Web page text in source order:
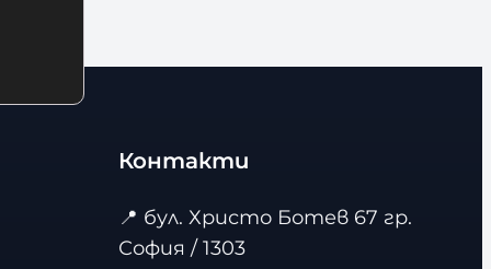
Контакти
📍 бул. Христо Ботев 67 гр.
София / 1303